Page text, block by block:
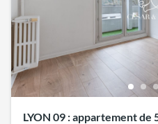
LYON 09 : appartement de